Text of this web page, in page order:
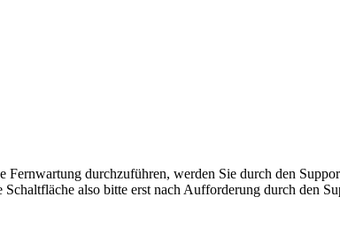
Fernwartung durchzuführen, werden Sie durch den
also bitte erst nach Aufforderung durch den